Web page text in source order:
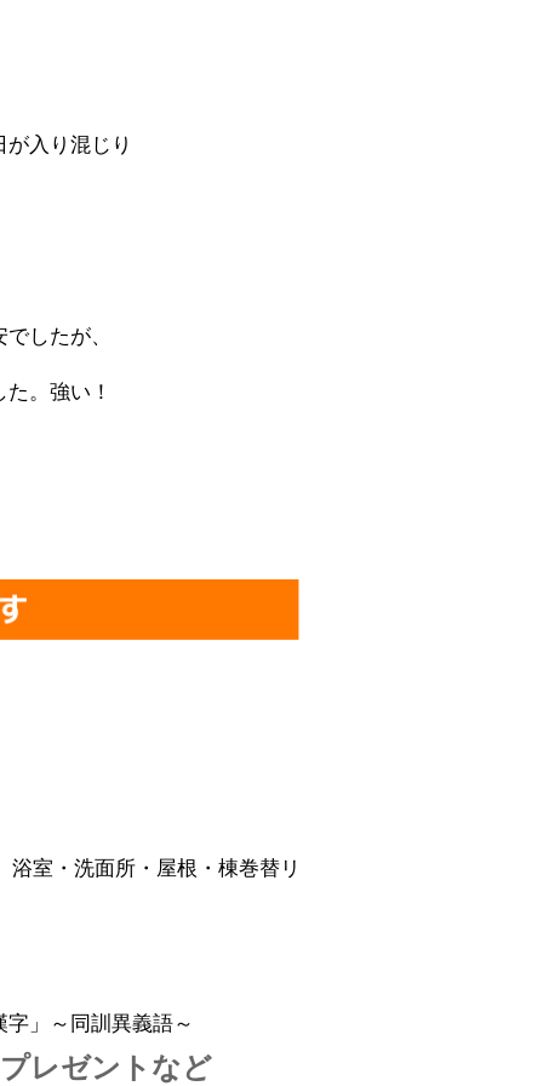
入り混じり
したが、
。強い！
室・洗面所・屋根・棟巻替リ
」～同訓異義語～
レゼントなど